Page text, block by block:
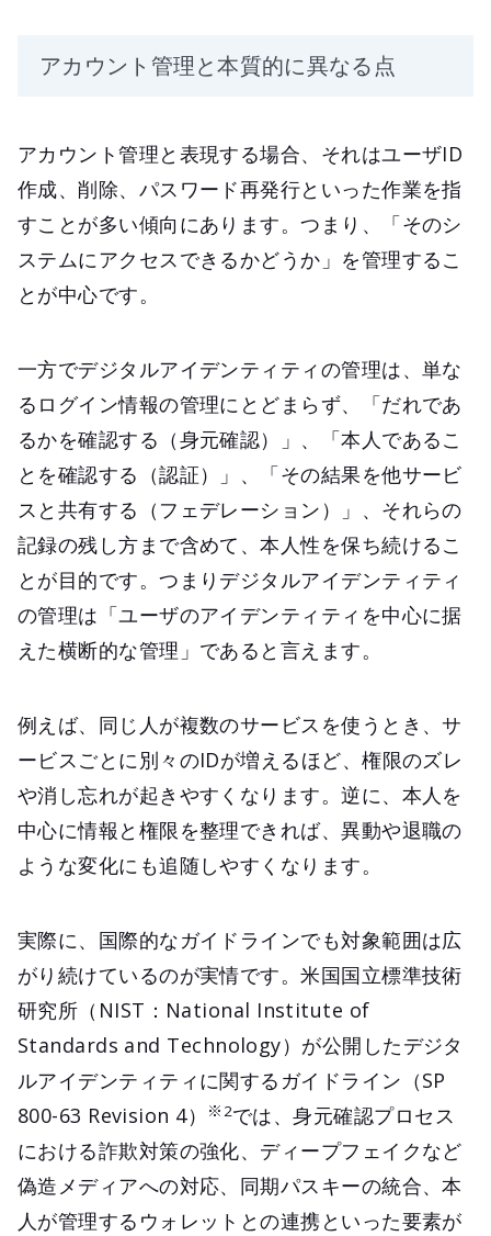
アカウント管理と本質的に異なる点
アカウント管理と表現する場合、それはユーザID
作成、削除、パスワード再発行といった作業を指
すことが多い傾向にあります。つまり、「そのシ
ステムにアクセスできるかどうか」を管理するこ
とが中心です。
一方でデジタルアイデンティティの管理は、単な
るログイン情報の管理にとどまらず、「だれであ
るかを確認する（身元確認）」、「本人であるこ
とを確認する（認証）」、「その結果を他サービ
スと共有する（フェデレーション）」、それらの
記録の残し方まで含めて、本人性を保ち続けるこ
とが目的です。つまりデジタルアイデンティティ
の管理は「ユーザのアイデンティティを中心に据
えた横断的な管理」であると言えます。
例えば、同じ人が複数のサービスを使うとき、サ
ービスごとに別々のIDが増えるほど、権限のズレ
や消し忘れが起きやすくなります。逆に、本人を
中心に情報と権限を整理できれば、異動や退職の
ような変化にも追随しやすくなります。
実際に、国際的なガイドラインでも対象範囲は広
がり続けているのが実情です。米国国立標準技術
研究所（NIST：National Institute of
Standards and Technology）が公開したデジタ
ルアイデンティティに関するガイドライン（SP
800-63 Revision 4）
※2では、身元確認プロセス
における詐欺対策の強化、ディープフェイクなど
偽造メディアへの対応、同期パスキーの統合、本
人が管理するウォレットとの連携といった要素が